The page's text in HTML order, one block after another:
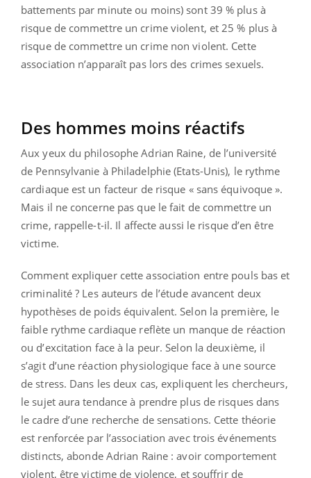
battements par minute ou moins) sont 39 % plus à
risque de commettre un crime violent, et 25 % plus à
risque de commettre un crime non violent. Cette
association n’apparaît pas lors des crimes sexuels.
Des hommes moins réactifs
Aux yeux du philosophe Adrian Raine, de l’université
de Pennsylvanie à Philadelphie (Etats-Unis), le rythme
cardiaque est un facteur de risque « sans équivoque ».
Mais il ne concerne pas que le fait de commettre un
crime, rappelle-t-il. Il affecte aussi le risque d’en être
victime.
Comment expliquer cette association entre pouls bas et
criminalité ? Les auteurs de l’étude avancent deux
hypothèses de poids équivalent. Selon la première, le
faible rythme cardiaque reflète un manque de réaction
ou d’excitation face à la peur. Selon la deuxième, il
s’agit d’une réaction physiologique face à une source
de stress. Dans les deux cas, expliquent les chercheurs,
le sujet aura tendance à prendre plus de risques dans
le cadre d’une recherche de sensations. Cette théorie
est renforcée par l’association avec trois événements
distincts, abonde Adrian Raine : avoir comportement
violent, être victime de violence, et souffrir de